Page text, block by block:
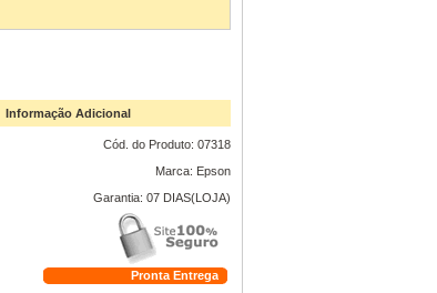
Informação Adicional
Cód. do Produto: 07318
Marca: Epson
Garantia: 07 DIAS(LOJA)
Pronta Entrega